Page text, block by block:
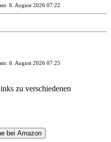
6. August 2026 07:22
6. August 2026 07:25
zu verschiedenen